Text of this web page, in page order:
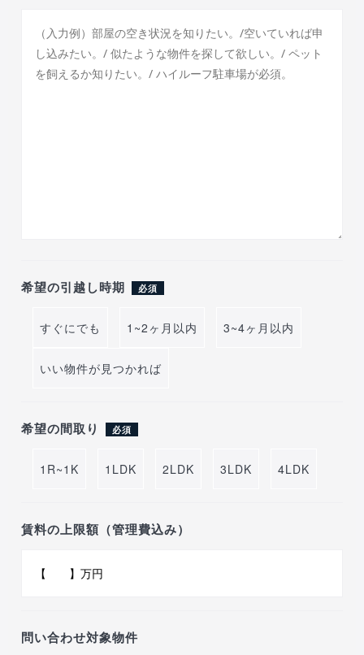
希望の引越し時期 必須
すぐにでも 1~2ヶ月以内 3~4ヶ月以内
いい物件が見つかれば
希望の間取り 必須
1R~1K 1LDK 2LDK 3LDK 4LDK
賃料の上限額（管理費込み）
問い合わせ対象物件